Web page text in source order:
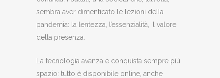
sembra aver dimenticato le lezioni della
pandemia: la lentezza, l’essenzialità, il valore
della presenza.
La tecnologia avanza e conquista sempre più
spazio: tutto è disponibile online, anche